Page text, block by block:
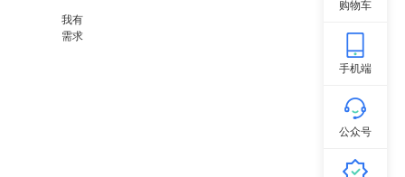
我有
需求
购物车
手机端
公众号